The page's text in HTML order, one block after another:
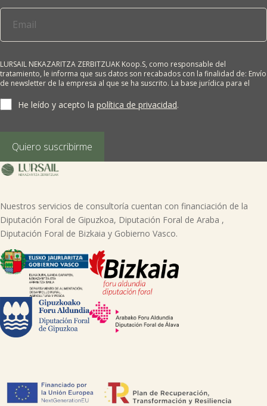
LURSAIL NEKAZARITZA ZERBITZUAK Koop.S, como responsable del
tratamiento, le informa que sus datos son recabados con la finalidad de: Envío
de newsletter de la empresa al que se ha suscrito. La base jurídica para el
terceros salvo obligación legal. Cualquier persona tiene derecho a solicitar el
acceso, rectificación, supresión, limitación del tratamiento, oposición o
lursail@lursailkoop.eus. Puede obtener información adicional en nuestra
página web.
He leído y acepto la política de privacidad.
Quiero suscribirme
Nuestros servicios de consultoría cuentan con financiación de la
Diputación Foral de Gipuzkoa, Diputación Foral de Araba ,
Diputación Foral de Bizkaia y Gobierno Vasco.